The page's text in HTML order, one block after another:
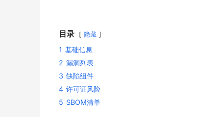
目录 隐藏
1 基础信息
2 漏洞列表
3 缺陷组件
4 许可证风险
5 SBOM清单